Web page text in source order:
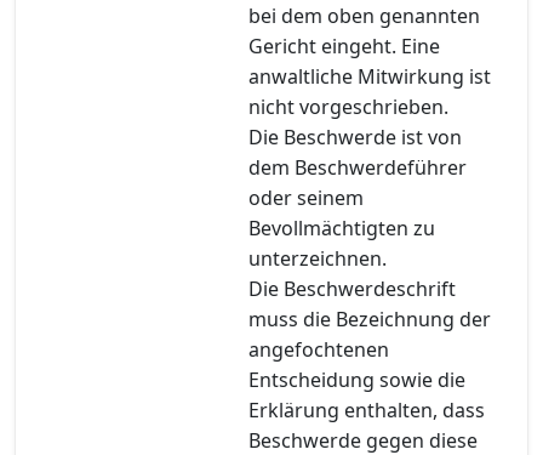
bei dem oben genannten
Gericht eingeht. Eine
anwaltliche Mitwirkung ist
nicht vorgeschrieben.
Die Beschwerde ist von
dem Beschwerdeführer
oder seinem
Bevollmächtigten zu
unterzeichnen.
Die Beschwerdeschrift
muss die Bezeichnung der
angefochtenen
Entscheidung sowie die
Erklärung enthalten, dass
Beschwerde gegen diese